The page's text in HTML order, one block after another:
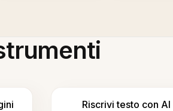
Riscrivi testo con AI